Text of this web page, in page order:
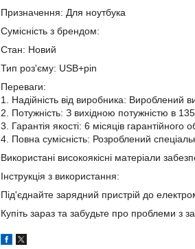
Призначення: Для ноутбука
Сумісність з брендом:
Стан: Новий
Тип роз'єму: USB+pin
Переваги:
1. Надійність від виробника: Вироблений
2. Потужність: З вихідною потужністю в
3. Гарантія якості: 6 місяців гарантійного
4. Повна сумісність: Розроблений
Використані високоякісні матеріали
Інструкція з використання:
Під'єднайте зарядний пристрій до
Купіть зараз та забудьте про проблеми з